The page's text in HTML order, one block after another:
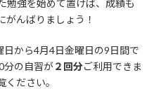
勉強を始めて置けば、成績も
がんばりましょう！
から4月4日金曜日の9日間で
分の自習が２回分ご利用できま
ださい。